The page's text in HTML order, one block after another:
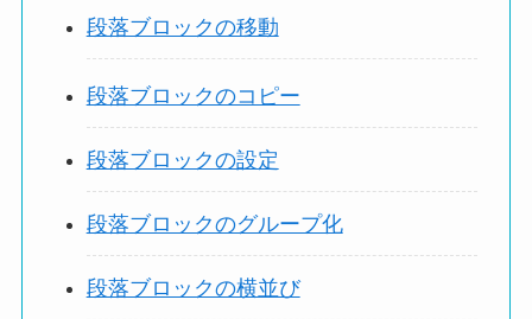
段落ブロックの移動
段落ブロックのコピー
段落ブロックの設定
段落ブロックのグループ化
段落ブロックの横並び